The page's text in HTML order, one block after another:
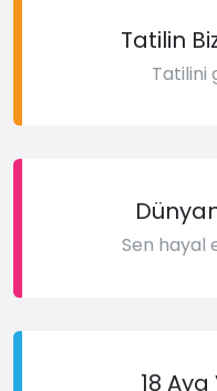
Tatilin
Tatilini
Sen hayal
18